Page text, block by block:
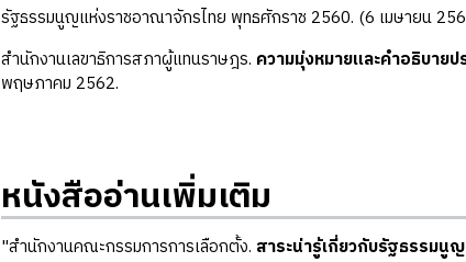
รัฐธรรมนูญแห่งราชอาณาจักรไทย พุทธศักราช 2560. (6 เมษายน
สำนักงานเลขาธิการสภาผู้แทนราษฎร. ความมุ่งหมายและคำอธิบา
พฤษภาคม 2562.
หนังสืออ่านเพิ่มเติม
"สำนักงานคณะกรรมการการเลือกตั้ง. สาระน่ารู้เกี่ยวกับรัฐธรรมนู